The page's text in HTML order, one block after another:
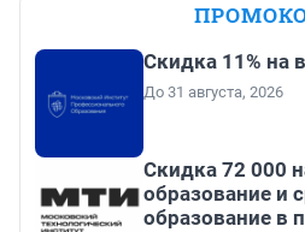
Скидка 11% на
До 31 августа, 2026
Скидка 72 000
образование и
образование в